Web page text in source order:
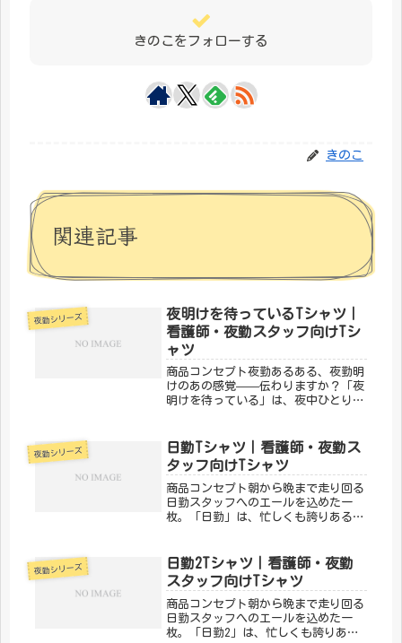
きのこをフォローする
きのこ
関連記事
夜勤シリーズ
夜明けを待っているTシャツ｜
看護師・夜勤スタッフ向けTシ
ャツ
商品コンセプト夜勤あるある、夜勤明
けのあの感覚——伝わりますか？「夜
明けを待っている」は、夜中ひとりで
勤仲間への共感とエールを込めて。
「メディカルきのこセンター」が手が
ける...
夜勤シリーズ
日勤Tシャツ｜看護師・夜勤ス
タッフ向けTシャツ
商品コンセプト朝から晩まで走り回る
日勤スタッフへのエールを込めた一
枚。「日勤」は、忙しくも誇りある日
のこセンター」が手がけるこのデザイ
ンは、医療・介護の現場で働く人たち
の"...
夜勤シリーズ
日勤2Tシャツ｜看護師・夜勤
スタッフ向けTシャツ
商品コンセプト朝から晩まで走り回る
日勤スタッフへのエールを込めた一
枚。「日勤2」は、忙しくも誇りある